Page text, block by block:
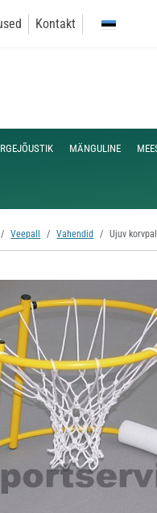
Kontakt
MÄNGULINE
Veepall Vahendid Ujuv